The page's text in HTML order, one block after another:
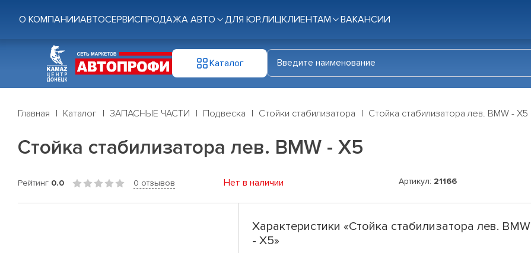
О КОМПАНИИАВТОСЕРВИСПРОДАЖА АВТО ДЛЯ ЮР.ЛИЦКЛИЕНТАМ ВАКАНСИИ
Каталог
Главная Каталог ЗАПАСНЫЕ ЧАСТИ Подвеска Стойки стабилизатора Стойка стабилизатора лев. BMW - X5
Стойка стабилизатора лев. BMW - X5
Рейтинг 0.0 0 отзывов Нет в наличии Артикул: 21166
Характеристики «Стойка стабилизатора лев. BMW
- X5»